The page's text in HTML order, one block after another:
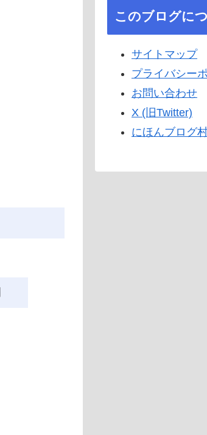
このブログに
サイトマップ
プライバシー
お問い合わせ
X (旧Twitter)
にほんブログ